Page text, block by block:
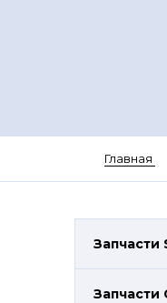
Главная
Запчасти
Запчасти